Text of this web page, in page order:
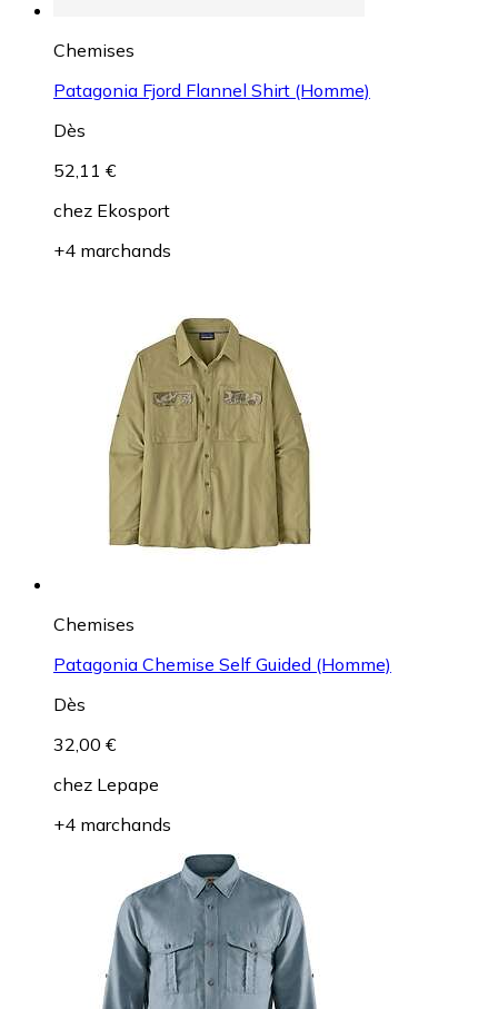
Chemises
Patagonia Fjord Flannel Shirt (Homme)
Dès
52,11 €
chez Ekosport
+4 marchands
Chemises
Patagonia Chemise Self Guided (Homme)
Dès
32,00 €
chez Lepape
+4 marchands